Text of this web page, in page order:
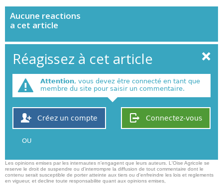
Aucune reactions
a cet article
Réagissez à cet article
Attention, vous devez être connecté en tant que
membre du site pour saisir un commentaire.
Connectez-vous
Créez un compte
OU
Les opinions emises par les internautes n'engagent que leurs auteurs. L'Oise Agricole se
reserve le droit de suspendre ou d'interrompre la diffusion de tout commentaire dont le
contenu serait susceptible de porter atteinte aux tiers ou d'enfreindre les lois et reglements
en vigueur, et decline toute responsabilite quant aux opinions emises,